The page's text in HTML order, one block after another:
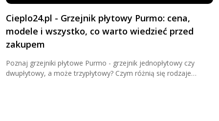
Cieplo24.pl - Grzejnik płytowy Purmo: cena,
modele i wszystko, co warto wiedzieć przed
zakupem
Poznaj grzejniki płytowe Purmo - grzejnik jednopłytowy czy
dwupłytowy, a może trzypłytowy? Czym różnią się rodzaje